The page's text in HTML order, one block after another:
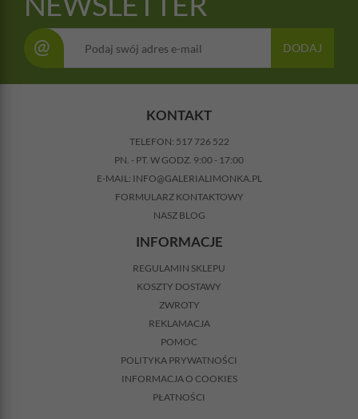
@ DODAJ
KONTAKT
TELEFON: 517 726 522
PN. - PT. W GODZ. 9:00 - 17:00
E-MAIL: INFO@GALERIALIMONKA.PL
FORMULARZ KONTAKTOWY
NASZ BLOG
INFORMACJE
REGULAMIN SKLEPU
KOSZTY DOSTAWY
ZWROTY
REKLAMACJA
POMOC
POLITYKA PRYWATNOŚCI
INFORMACJA O COOKIES
PŁATNOŚCI